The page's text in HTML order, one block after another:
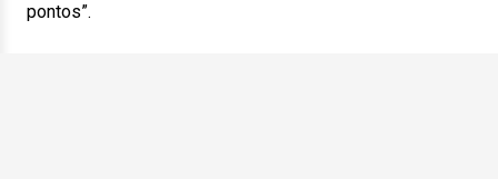
pontos”.